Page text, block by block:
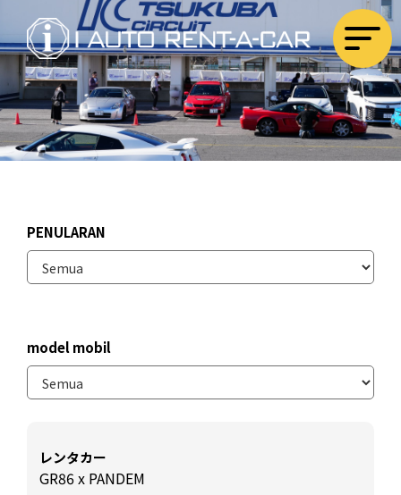
PENULARAN
model mobil
レンタカー
GR86 x PANDEM